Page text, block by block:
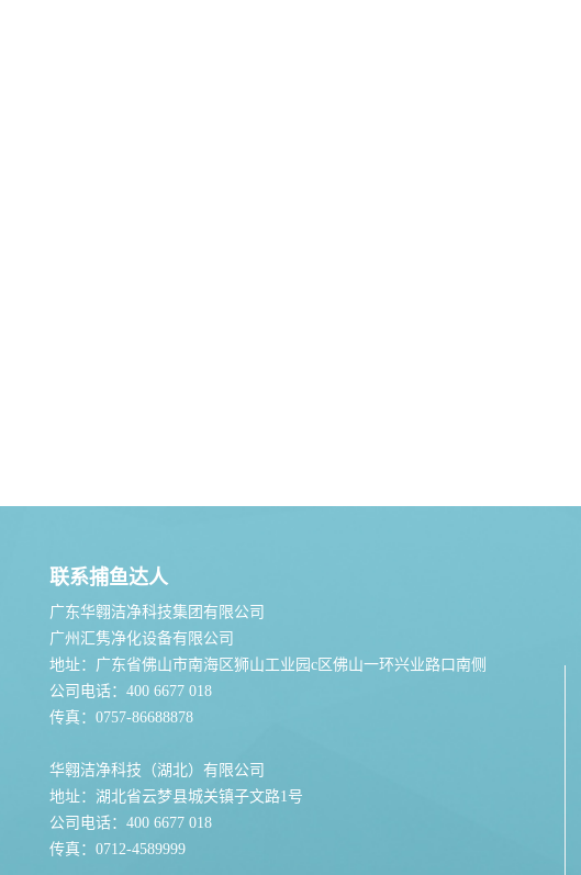
联系捕鱼达人
广东华翱洁净科技集团有限公司
广州汇隽净化设备有限公司
地址：广东省佛山市南海区狮山工业园c区佛山一环兴业路口南侧
公司电话：400 6677 018
传真：0757-86688878
华翱洁净科技（湖北）有限公司
地址：湖北省云梦县城关镇子文路1号
公司电话：400 6677 018
传真：0712-4589999